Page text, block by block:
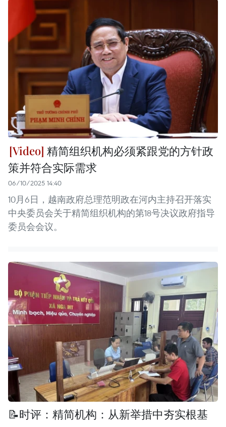
精简组织机构必须紧跟党的方针政
策并符合实际需求
06/10/2025 14:40
10月6日，越南政府总理范明政在河内主持召开落实
中央委员会关于精简组织机构的第18号决议政府指导
委员会会议。
📝时评：精简机构：从新举措中夯实根基